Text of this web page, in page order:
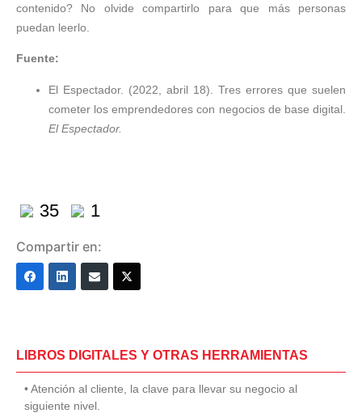
contenido? No olvide compartirlo para que más personas
puedan leerlo.
Fuente:
El Espectador. (2022, abril 18). Tres errores que suelen
cometer los emprendedores con negocios de base digital.
El Espectador.
35 1
Compartir en:
LIBROS DIGITALES Y OTRAS HERRAMIENTAS
• Atención al cliente, la clave para llevar su negocio al
siguiente nivel.